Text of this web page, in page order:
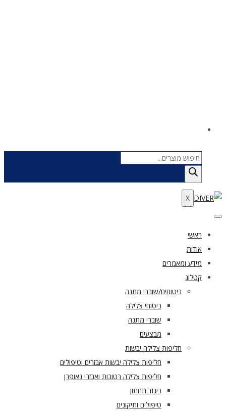
Products
search
X
ראשי
אודות
מידע ומאמרים
קטלוג
ביטוחים/שוברי מתנה
ביטוחי צלילה
שוברי מתנה
מבצעים
חליפות צלילה יבשות
חליפות צלילה יבשות אבזרים וטיפולים
חליפות צלילה רטובות ואבזרי נאופרן
ביגוד תחתון
טיפולים ותיקונים